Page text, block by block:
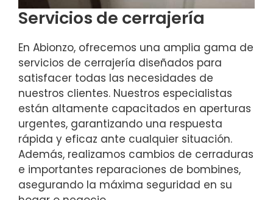
Servicios de cerrajería
En Abionzo, ofrecemos una amplia gama de
servicios de cerrajería diseñados para
satisfacer todas las necesidades de
nuestros clientes. Nuestros especialistas
están altamente capacitados en aperturas
urgentes, garantizando una respuesta
rápida y eficaz ante cualquier situación.
Además, realizamos cambios de cerraduras
e importantes reparaciones de bombines,
asegurando la máxima seguridad en su